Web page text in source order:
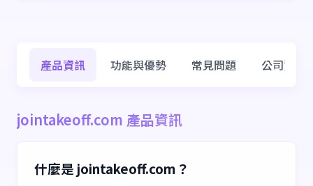
產品資訊 功能與優勢 常見問題 公司資訊
jointakeoff.com 產品資訊
什麼是 jointakeoff.com？